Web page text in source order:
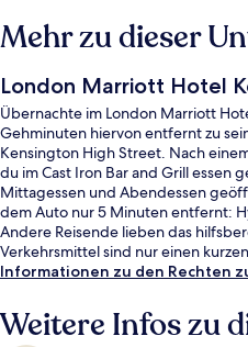
Mehr zu dieser
London Marriott Hotel
Übernachte im London Marriott
Gehminuten hiervon entfernt zu
Kensington High Street. Nach
du im Cast Iron Bar and Grill essen
Mittagessen und Abendessen
dem Auto nur 5 Minuten entfernt:
Andere Reisende lieben das
Verkehrsmittel sind nur einen
Station Earl's Court sind es 5
Informationen zu den Rechten
Weitere Infos zu